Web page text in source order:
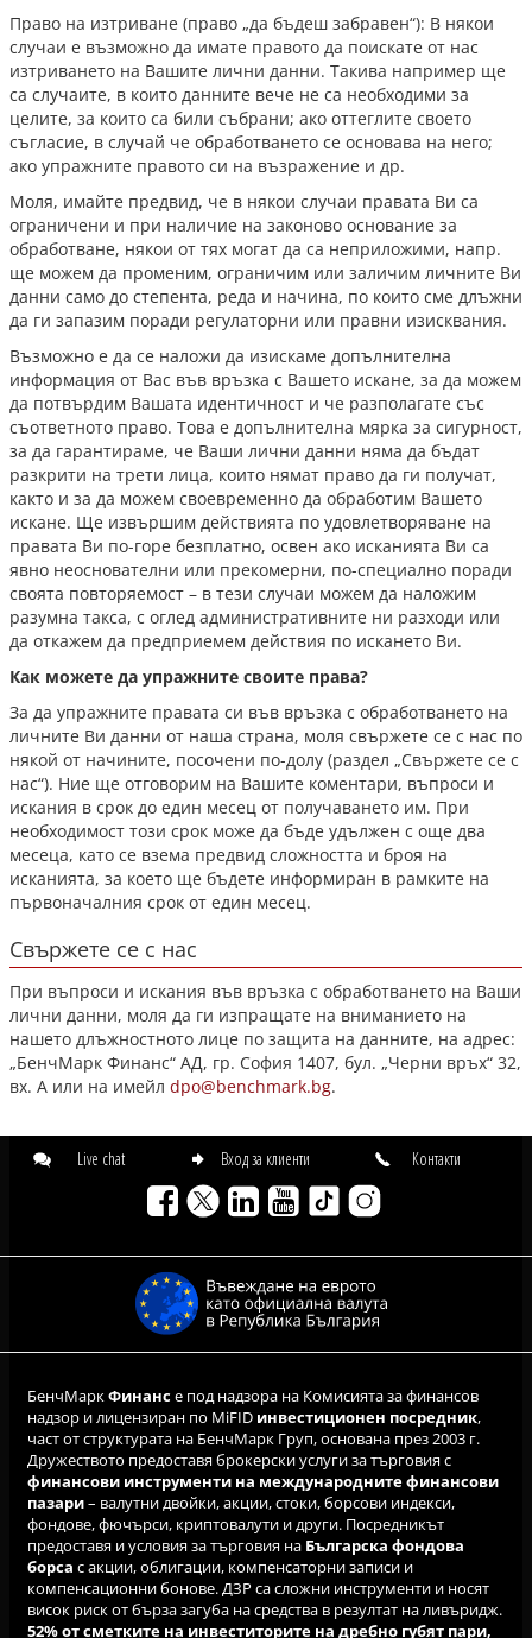
Право на изтриване (право „да бъдеш забравен“): В някои
случаи е възможно да имате правото да поискате от нас
изтриването на Вашите лични данни. Такива например ще
са случаите, в които данните вече не са необходими за
целите, за които са били събрани; ако оттеглите своето
съгласие, в случай че обработването се основава на него;
ако упражните правото си на възражение и др.
Моля, имайте предвид, че в някои случаи правата Ви са
ограничени и при наличие на законово основание за
обработване, някои от тях могат да са неприложими, напр.
ще можем да променим, ограничим или заличим личните Ви
данни само до степента, реда и начина, по които сме длъжни
да ги запазим поради регулаторни или правни изисквания.
Възможно е да се наложи да изискаме допълнителна
информация от Вас във връзка с Вашето искане, за да можем
да потвърдим Вашата идентичност и че разполагате със
съответното право. Това е допълнителна мярка за сигурност,
за да гарантираме, че Ваши лични данни няма да бъдат
разкрити на трети лица, които нямат право да ги получат,
както и за да можем своевременно да обработим Вашето
искане. Ще извършим действията по удовлетворяване на
правата Ви по-горе безплатно, освен ако исканията Ви са
явно неоснователни или прекомерни, по-специално поради
своята повторяемост – в тези случаи можем да наложим
разумна такса, с оглед административните ни разходи или
да откажем да предприемем действия по искането Ви.
Как можете да упражните своите права?
За да упражните правата си във връзка с обработването на
личните Ви данни от наша страна, моля свържете се с нас по
някой от начините, посочени по-долу (раздел „Свържете се с
нас“). Ние ще отговорим на Вашите коментари, въпроси и
искания в срок до един месец от получаването им. При
необходимост този срок може да бъде удължен с още два
месеца, като се взема предвид сложността и броя на
исканията, за което ще бъдете информиран в рамките на
първоначалния срок от един месец.
Свържете се с нас
При въпроси и искания във връзка с обработването на Ваши
лични данни, моля да ги изпращате на вниманието на
нашето длъжностното лице по защита на данните, на адрес:
„БенчМарк Финанс“ АД, гр. София 1407, бул. „Черни връх“ 32,
вх. А или на имейл dpo@benchmark.bg.
Live chat Вход за клиенти Контакти
БенчМаркФинансе под надзора на Комисията за финансов
надзор и лицензиран по MiFID инвестиционен посредник,
част от структурата на БенчМарк Груп, основана през 2003 г.
Дружеството предоставя брокерски услуги за търговия с
финансови инструменти на международните финансови
пазари– валутни двойки, акции, стоки, борсови индекси,
фондове, фючърси, криптовалути и други. Посредникът
предоставя и условия за търговия на Българска фондова
борса с акции, облигации, компенсаторни записи и
компенсационни бонове. ДЗР са сложни инструменти и носят
висок риск от бърза загуба на средства в резултат на ливъридж.
52% от сметките на инвеститорите на дребно губят пари,